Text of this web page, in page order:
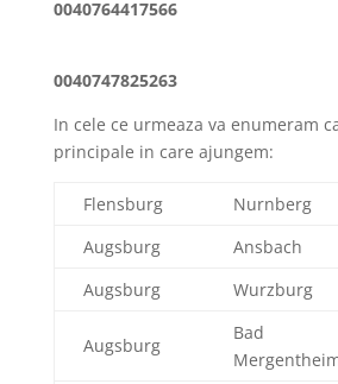
0040764417566
0040747825263
In cele ce urmeaza va enumeram
principale in care ajungem:
Flensburg Nurnberg
Augsburg
Ansbach
Augsburg
Wurzburg
Augsburg
Bad